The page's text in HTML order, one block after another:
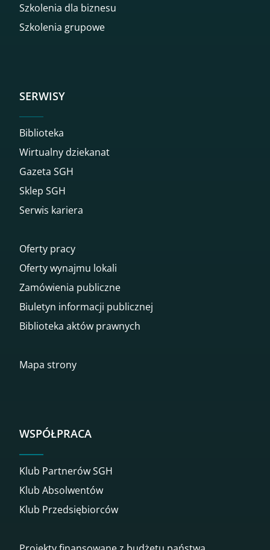
Szkolenia dla biznesu
Szkolenia grupowe
SERWISY
Biblioteka
Wirtualny dziekanat
Gazeta SGH
Sklep SGH
Serwis kariera
Oferty pracy
Oferty wynajmu lokali
Zamówienia publiczne
Biuletyn informacji publicznej
Biblioteka aktów prawnych
Mapa strony
WSPÓŁPRACA
Klub Partnerów SGH
Klub Absolwentów
Klub Przedsiębiorców